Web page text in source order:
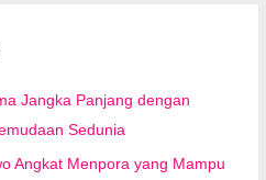
Jangka Panjang dengan
Sedunia
Angkat Menpora yang Mampu